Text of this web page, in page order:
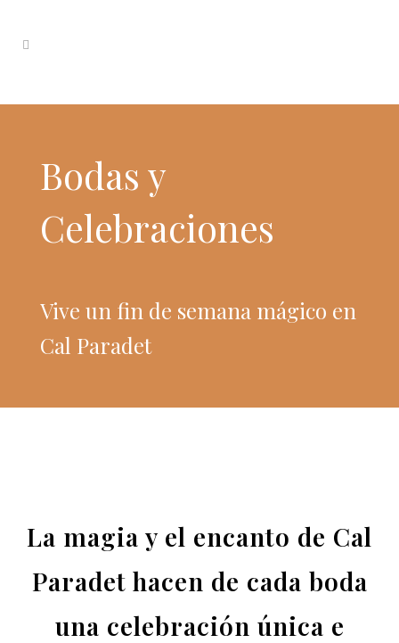
Bodas y
Celebraciones
Vive un fin de semana mágico en
Cal Paradet
La magia y el encanto de Cal
Paradet hacen de cada boda
una celebración única e